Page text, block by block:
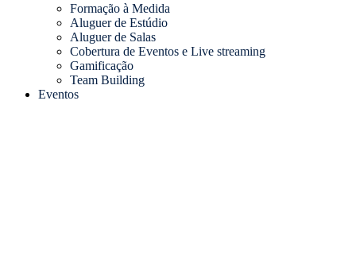
Formação à Medida
Aluguer de Estúdio
Aluguer de Salas
Cobertura de Eventos e Live streaming
Gamificação
Team Building
Eventos